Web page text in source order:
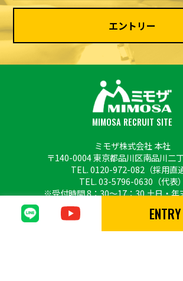
ENTRY
エントリー
MIMOSA RECRUIT SITE
ミモザ株式会社 本社
〒140-0004 東京都品川区南品川二
TEL. 0120-972-082（採用直通
TEL. 03-5796-0630 （代表）
※受付時間 8：30〜17：30 土日・年